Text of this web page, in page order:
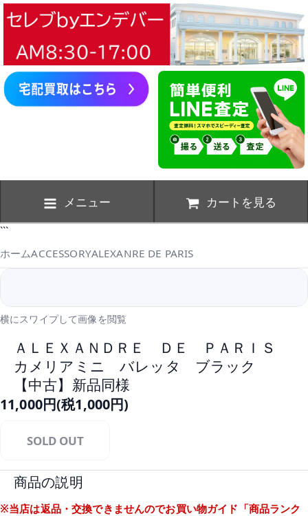
メニュー カートを見る
```
ホームACCESSORYALEXANRE DE PARIS
横にスワイプして画像を閲覧
ＡＬＥＸＡＮＤＲＥ ＤＥ ＰＡＲＩＳ
カメリアミニ バレッタ ブラック
【中古】新品同様
11,000円(税1,000円)
SOLD OUT
商品の説明
※当店は返品・交換できませんのでお買い物ガイド 「商品ランク